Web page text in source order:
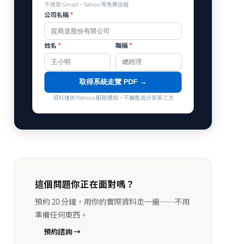
不接受 Gmail、Yahoo 等免費信箱
公司名稱*
姓名 * 職稱*
取得系統走覽 PDF →
資料僅供 Patisco 服務通知，不轉售或分享第三方
這個問題你正在面對嗎？
預約 20 分鐘，用你的實際資料走一遍——不用
準備任何東西。
預約諮詢 →